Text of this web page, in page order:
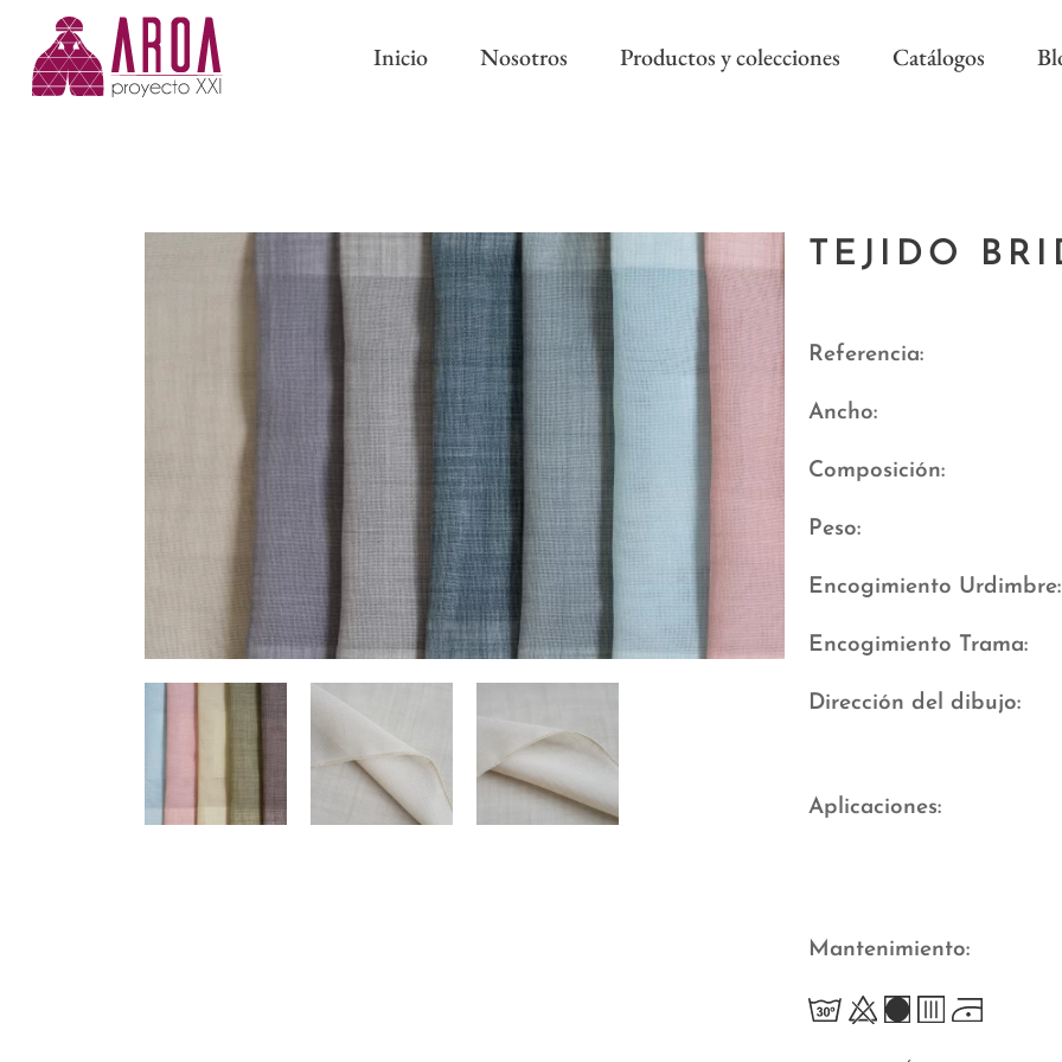
Inicio Nosotros Productos y colecciones
ABRAZADERAS Y BORLAS NEW
PASAMANERÍA TRADICIONAL
AROA STYLE
REEVÈR
Catálogos
TEJIDO
Referencia
Ancho
Composición
Peso
Encogimiento Urdimbre
Encogimiento Trama
Dirección del dibujo
Aplicaciones
Mantenimiento